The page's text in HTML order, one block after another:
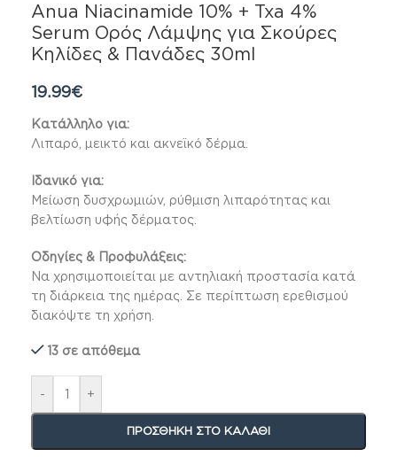
Anua Niacinamide 10% + Txa 4%
Serum Ορός Λάμψης για Σκούρες
Κηλίδες & Πανάδες 30ml
19.99€
Κατάλληλο για:
Λιπαρό, μεικτό και ακνεϊκό δέρμα.
Ιδανικό για:
Μείωση δυσχρωμιών, ρύθμιση λιπαρότητας και
βελτίωση υφής δέρματος.
Οδηγίες & Προφυλάξεις:
Να χρησιμοποιείται με αντηλιακή προστασία κατά
τη διάρκεια της ημέρας. Σε περίπτωση ερεθισμού
διακόψτε τη χρήση.
13 σε απόθεμα
- +
ΠΡΟΣΘΉΚΗ ΣΤΟ ΚΑΛΆΘΙ